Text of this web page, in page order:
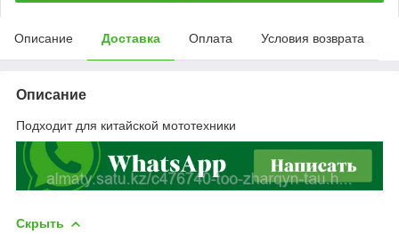
Описание Доставка Оплата Условия возврата
Описание
Подходит для китайской мототехники
Скрыть